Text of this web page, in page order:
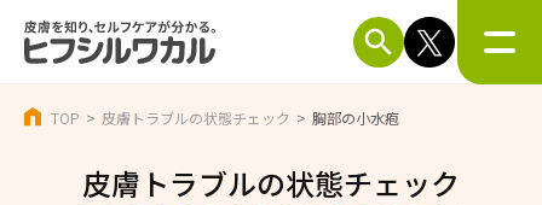
TOP 皮膚トラブルの状態チェック 胸部の小水疱
皮膚トラブルの状態チェック